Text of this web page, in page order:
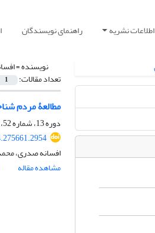
اطلاعات نشریه راهنمای نویسندگان
نویسنده =
تعداد مقالات: 1
مطالعۀ مردم
دوره 13، شماره 52، پاییز 1402، صفحه
افسانه صدری،
مشاهده مقاله